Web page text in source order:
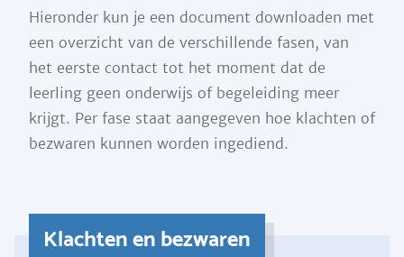
Hieronder kun je een document downloaden met
een overzicht van de verschillende fasen, van
het eerste contact tot het moment dat de
leerling geen onderwijs of begeleiding meer
krijgt. Per fase staat aangegeven hoe klachten of
bezwaren kunnen worden ingediend.
Klachten en bezwaren